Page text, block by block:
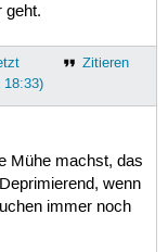
geht.
Zitieren
Mühe machst, das
wenn
immer noch